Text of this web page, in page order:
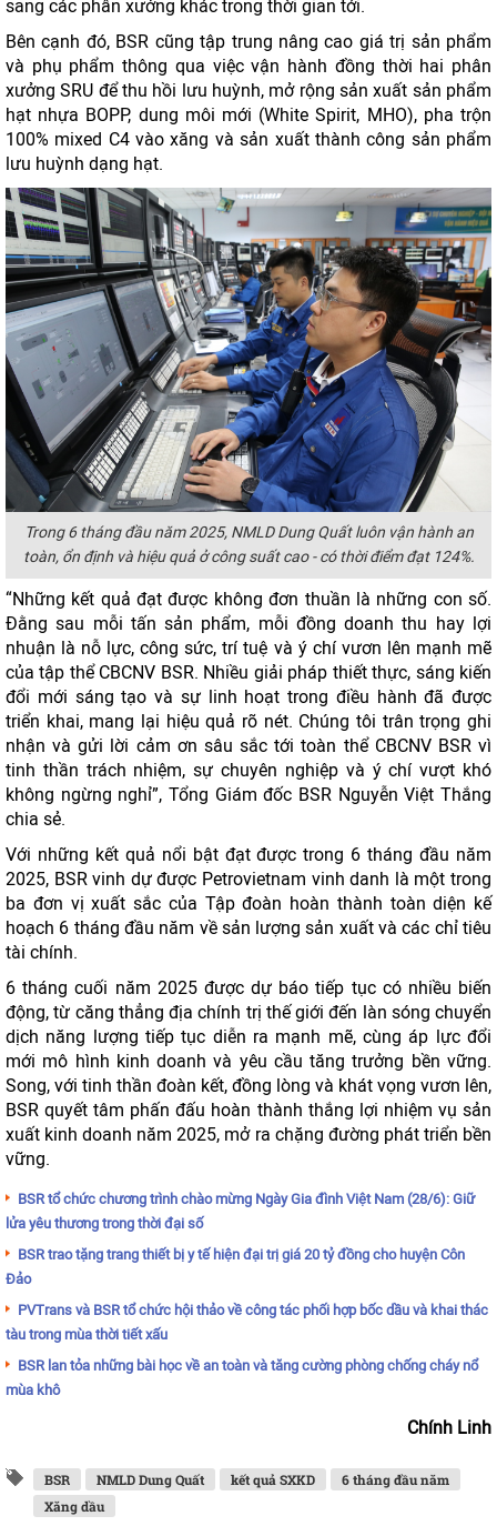
sang các phân xưởng khác trong thời gian tới.
Bên cạnh đó, BSR cũng tập trung nâng cao giá trị sản phẩm
và phụ phẩm thông qua việc vận hành đồng thời hai phân
xưởng SRU để thu hồi lưu huỳnh, mở rộng sản xuất sản phẩm
hạt nhựa BOPP, dung môi mới (White Spirit, MHO), pha trộn
100% mixed C4 vào xăng và sản xuất thành công sản phẩm
lưu huỳnh dạng hạt.
Trong 6 tháng đầu năm 2025, NMLD Dung Quất luôn vận hành an
toàn, ổn định và hiệu quả ở công suất cao - có thời điểm đạt 124%.
“Những kết quả đạt được không đơn thuần là những con số.
Đằng sau mỗi tấn sản phẩm, mỗi đồng doanh thu hay lợi
nhuận là nỗ lực, công sức, trí tuệ và ý chí vươn lên mạnh mẽ
của tập thể CBCNV BSR. Nhiều giải pháp thiết thực, sáng kiến
đổi mới sáng tạo và sự linh hoạt trong điều hành đã được
triển khai, mang lại hiệu quả rõ nét. Chúng tôi trân trọng ghi
nhận và gửi lời cảm ơn sâu sắc tới toàn thể CBCNV BSR vì
tinh thần trách nhiệm, sự chuyên nghiệp và ý chí vượt khó
không ngừng nghỉ”, Tổng Giám đốc BSR Nguyễn Việt Thắng
chia sẻ.
Với những kết quả nổi bật đạt được trong 6 tháng đầu năm
2025, BSR vinh dự được Petrovietnam vinh danh là một trong
ba đơn vị xuất sắc của Tập đoàn hoàn thành toàn diện kế
hoạch 6 tháng đầu năm về sản lượng sản xuất và các chỉ tiêu
tài chính.
6 tháng cuối năm 2025 được dự báo tiếp tục có nhiều biến
động, từ căng thẳng địa chính trị thế giới đến làn sóng chuyển
dịch năng lượng tiếp tục diễn ra mạnh mẽ, cùng áp lực đổi
mới mô hình kinh doanh và yêu cầu tăng trưởng bền vững.
Song, với tinh thần đoàn kết, đồng lòng và khát vọng vươn lên,
BSR quyết tâm phấn đấu hoàn thành thắng lợi nhiệm vụ sản
xuất kinh doanh năm 2025, mở ra chặng đường phát triển bền
vững.
BSR tổ chức chương trình chào mừng Ngày Gia đình Việt Nam (28/6): Giữ
lửa yêu thương trong thời đại số
BSR trao tặng trang thiết bị y tế hiện đại trị giá 20 tỷ đồng cho huyện Côn
Đảo
PVTrans và BSR tổ chức hội thảo về công tác phối hợp bốc dầu và khai thác
tàu trong mùa thời tiết xấu
BSR lan tỏa những bài học về an toàn và tăng cường phòng chống cháy nổ
mùa khô
Chính Linh
BSR NMLD Dung Quất kết quả SXKD
6 tháng đầu năm
Xăng dầu